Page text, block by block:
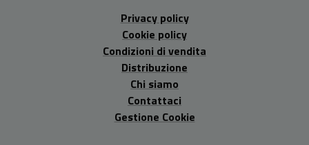
Privacy policy
Cookie policy
Condizioni di vendita
Distribuzione
Chi siamo
Contattaci
Gestione Cookie